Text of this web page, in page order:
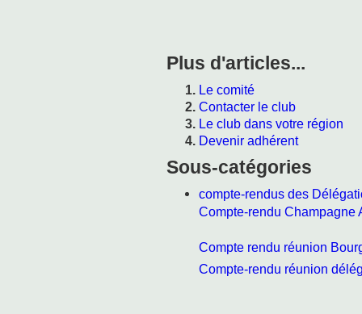
Plus d'articles...
Le comité
Contacter le club
Le club dans votre région
Devenir adhérent
Sous-catégories
compte-rendus des
Compte-rendu Champagne
Compte rendu réunion
Compte-rendu réunion